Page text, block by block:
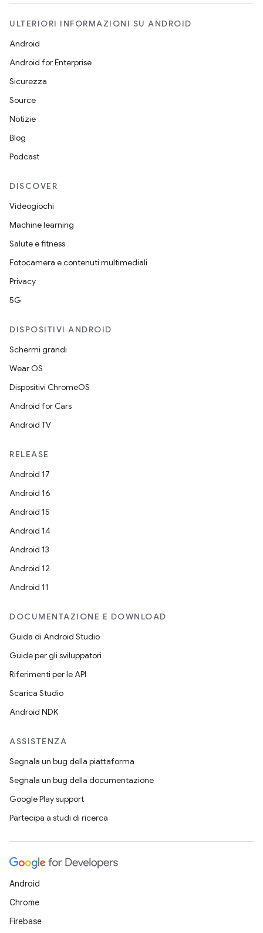
ULTERIORI INFORMAZIONI SU ANDROID
Android
Android for Enterprise
Sicurezza
Source
Notizie
Blog
Podcast
DISCOVER
Videogiochi
Machine learning
Salute e fitness
Fotocamera e contenuti multimediali
Privacy
5G
DISPOSITIVI ANDROID
Schermi grandi
Wear OS
Dispositivi ChromeOS
Android for Cars
Android TV
RELEASE
Android 17
Android 16
Android 15
Android 14
Android 13
Android 12
Android 11
DOCUMENTAZIONE E DOWNLOAD
Guida di Android Studio
Guide per gli sviluppatori
Riferimenti per le API
Scarica Studio
Android NDK
ASSISTENZA
Segnala un bug della piattaforma
Segnala un bug della documentazione
Google Play support
Partecipa a studi di ricerca
Android
Chrome
Firebase